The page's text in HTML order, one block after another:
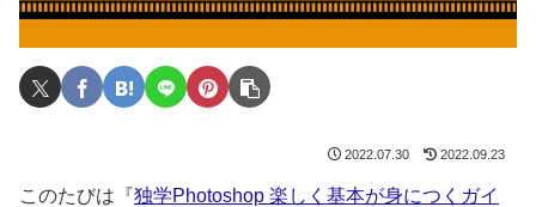
2022.07.30 2022.09.23
このたびは『独学Photoshop 楽しく基本が身につくガイ